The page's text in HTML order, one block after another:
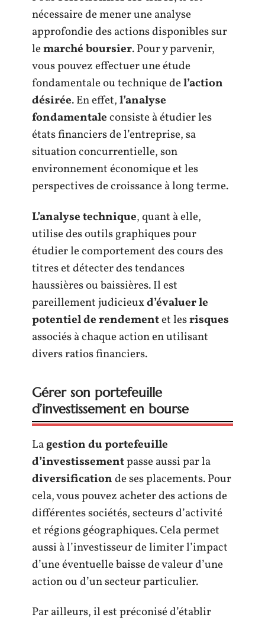
nécessaire de mener une analyse
approfondie des actions disponibles sur
lemarché boursier. Pour y parvenir,
vous pouvez effectuer une étude
fondamentale ou technique del’action
désirée. En effet,l’analyse
fondamentaleconsiste à étudier les
états financiers de l’entreprise, sa
situation concurrentielle, son
environnement économique et les
perspectives de croissance à long terme.
L’analyse technique, quant à elle,
utilise des outils graphiques pour
étudier le comportement des cours des
titres et détecter des tendances
haussières ou baissières. Il est
pareillement judicieuxd’évaluer le
potentiel de rendementet lesrisques
associés à chaque action en utilisant
divers ratios financiers.
Gérer son portefeuille
d’investissement en bourse
Lagestion du portefeuille
d’investissementpasse aussi par la
diversificationde ses placements. Pour
cela, vous pouvez acheter des actions de
différentes sociétés, secteurs d’activité
et régions géographiques. Cela permet
aussi à l’investisseur de limiter l’impact
d’une éventuelle baisse de valeur d’une
action ou d’un secteur particulier.
Par ailleurs, il est préconisé d’établir